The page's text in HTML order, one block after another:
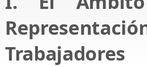
Trabajadores